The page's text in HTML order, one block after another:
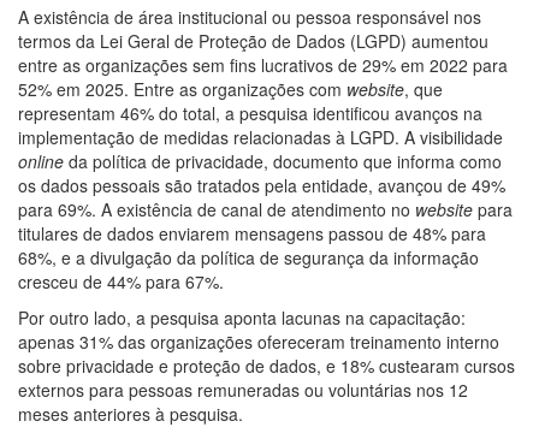
A existência de área institucional ou pessoa responsável nos
termos da Lei Geral de Proteção de Dados (LGPD) aumentou
entre as organizações sem fins lucrativos de 29% em 2022 para
52% em 2025. Entre as organizações com website, que
representam 46% do total, a pesquisa identificou avanços na
implementação de medidas relacionadas à LGPD. A visibilidade
online da política de privacidade, documento que informa como
os dados pessoais são tratados pela entidade, avançou de 49%
para 69%. A existência de canal de atendimento no website para
titulares de dados enviarem mensagens passou de 48% para
68%, e a divulgação da política de segurança da informação
cresceu de 44% para 67%.
Por outro lado, a pesquisa aponta lacunas na capacitação:
apenas 31% das organizações ofereceram treinamento interno
sobre privacidade e proteção de dados, e 18% custearam cursos
externos para pessoas remuneradas ou voluntárias nos 12
meses anteriores à pesquisa.